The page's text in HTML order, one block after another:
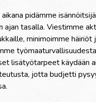
pidämme
ajan tasalla. Viestimme
minimoimme häiriöt
lisätyötarpeet käydään
jotta budjetti